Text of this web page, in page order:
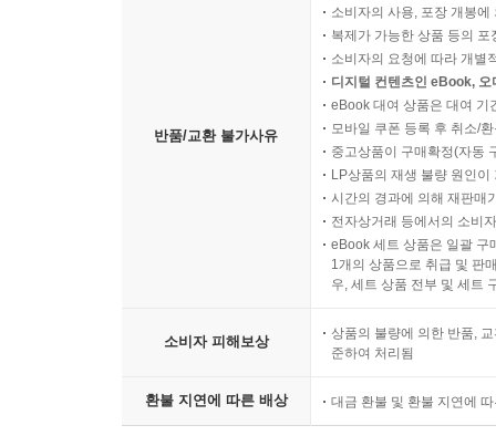
반품/교환 불가사유
소비자의 사용, 포장 개봉
복제가 가능한 상품 등의
소비자의 요청에 따라 개별
디지털 컨텐츠인 eBook,
eBook 대여 상품은 대여 기
모바일 쿠폰 등록 후 취소/
중고상품이 구매확정(자동
LP상품의 재생 불량 원인
시간의 경과에 의해 재판매
전자상거래 등에서의 소비
eBook 세트 상품은 일괄 구
1개의 상품으로 취급 및 판
우, 세트 상품 전부 및 세트
소비자 피해보상
상품의 불량에 의한 반품,
준하여 처리됨
환불 지연에 따른 배상 대금 환불 및 환불 지연에